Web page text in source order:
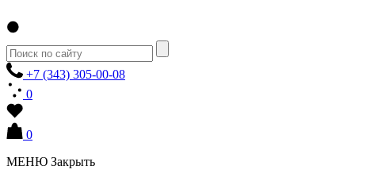
+7 (343) 305-00-08
0
0
МЕНЮ Закрыть